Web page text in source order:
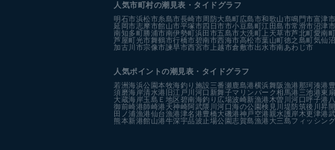
人気市町村の潮見表・タイドグラフ
明石市浜松市糸島市長崎市周防大島町広島市和歌山市鳴門市富津市
延岡市志摩市館山市平塚市四日市市小豆島町江田島市常滑市沼津市
南知多町勝浦市南伊勢町浜田市五島市大洗町 上天草市芦北町愛南町
芦屋町光市舞鶴市行橋市碧南市西海市高松市葉山町徳之島町気仙
加古川市宗像市諫早市西宮市 上越市倉敷市出水市南あわじ市
人気ポイントの潮見表・タイドグラフ
若洲海浜公園本牧海釣り施設 三番瀬鹿島港横浜舞阪漁港 那珂湊港
須磨海岸清水港 旧江戸川河口 新舞子マリンパーク相馬港 三池港東
大蔵海岸玉島Ｅ地区 碧南海釣り広場波崎新漁港木曽川河口 呼子港
御前崎港師崎港 天神崎 阿武隈川河口海の公園検見川堤防筑後川昇
田ノ浦漁港仙台漁港津名港豊橋大磯港神戸空港親水護岸木更津港
熊本新港館山港牛深宇品波止場公園志賀島漁港 大三島フィッシン